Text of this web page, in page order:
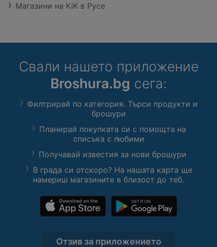
Магазини на KiK в Русе
Свали нашето приложение
Broshura.bg сега:
Филтрирай по категория. Търси продукти и
брошури
Планирай покупката си с помощта на
списъка с любими
Получавай известия за нови брошури
В града си отскоро? На нашата карта ще
намериш магазините в близост до теб.
Отзив за приложението